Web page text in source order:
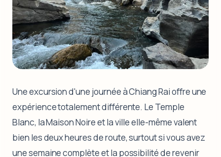
Une excursion d'une journée à Chiang Rai offre une
expérience totalement différente. Le Temple
Blanc, la Maison Noire et la ville elle-même valent
bien les deux heures de route, surtout si vous avez
une semaine complète et la possibilité de revenir